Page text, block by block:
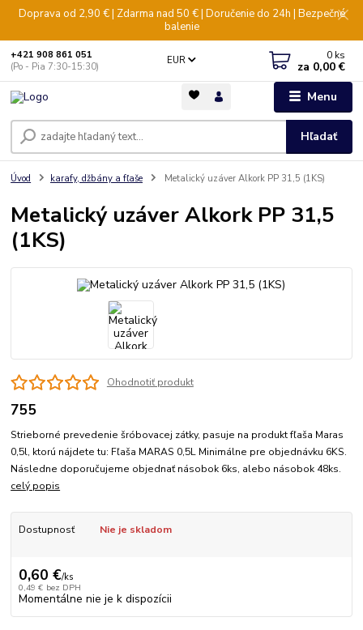
Doprava od 2,90 € | Zdarma nad 50 € | Doručenie do 24h | Bezpečné
balenie
Menu
EUR
Hľadať
+421 908 861 051
(Po - Pia 7:30-15:30)
0 ks
za 0,00 €
Úvod karafy, džbány a fľaše Metalický uzáver Alkork PP 31,5 (1KS)
Metalický uzáver Alkork PP 31,5
(1KS)
Ohodnotiť produkt
755
Strieborné prevedenie šróbovacej zátky, pasuje na produkt fľaša Maras
0,5l, ktorú nájdete tu: Fľaša MARAS 0,5L Minimálne pre objednávku 6KS.
Následne doporučujeme objednať násobok 6ks, alebo násobok 48ks.
celý popis
Dostupnosť Nie je skladom
0,60 €/ks
0,49 € bez DPH
Momentálne nie je k dispozícii